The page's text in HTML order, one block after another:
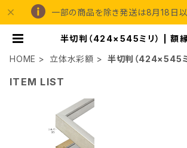
一部の商品を除き発送は8月18日
半切判（424×545ミリ） | 額縁の専
HOME
立体水彩額 半切判（424×545ミ
ITEM LIST